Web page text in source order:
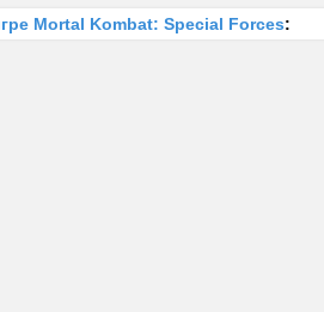
Mortal Kombat: Special Forces: